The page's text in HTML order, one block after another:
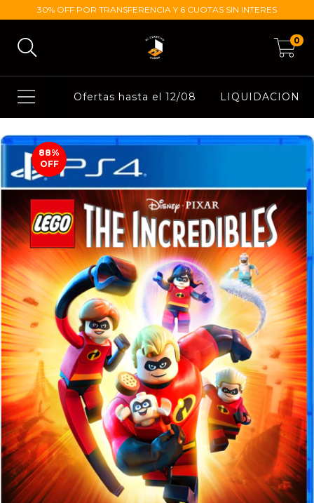
30% OFF POR TRANSFERENCIA Y 6 CUOTAS SIN INTERES
0
Ofertas hasta el 12/08 LIQUIDACION
88%
OFF